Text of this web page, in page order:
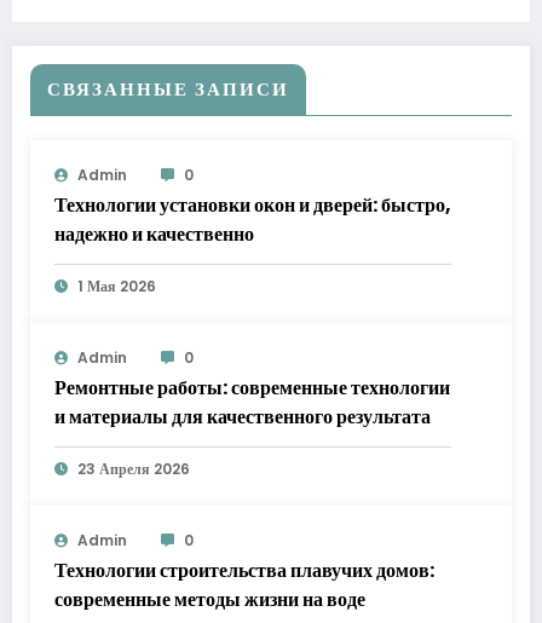
СВЯЗАННЫЕ ЗАПИСИ
Admin 0
Технологии установки окон и дверей: быстро,
надежно и качественно
1 Мая 2026
Admin 0
Ремонтные работы: современные технологии
и материалы для качественного результата
23 Апреля 2026
Admin 0
Технологии строительства плавучих домов:
современные методы жизни на воде